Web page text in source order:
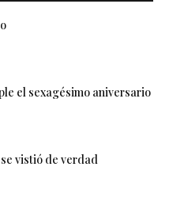
el sexagésimo aniversario
vistió de verdad